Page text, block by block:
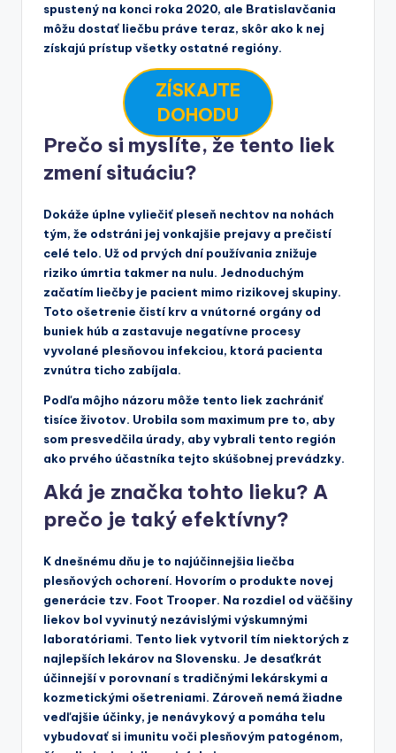
spustený na konci roka 2020, ale Bratislavčania
môžu dostať liečbu práve teraz, skôr ako k nej
získajú prístup všetky ostatné regióny.
ZÍSKAJTE
DOHODU
Prečo si myslíte, že tento liek
zmení situáciu?
Dokáže úplne vyliečiť pleseň nechtov na nohách
tým, že odstráni jej vonkajšie prejavy a prečistí
celé telo. Už od prvých dní používania znižuje
riziko úmrtia takmer na nulu. Jednoduchým
začatím liečby je pacient mimo rizikovej skupiny.
Toto ošetrenie čistí krv a vnútorné orgány od
buniek húb a zastavuje negatívne procesy
vyvolané plesňovou infekciou, ktorá pacienta
zvnútra ticho zabíjala.
Podľa môjho názoru môže tento liek zachrániť
tisíce životov. Urobila som maximum pre to, aby
som presvedčila úrady, aby vybrali tento región
ako prvého účastníka tejto skúšobnej prevádzky.
Aká je značka tohto lieku? A
prečo je taký efektívny?
K dnešnému dňu je to najúčinnejšia liečba
plesňových ochorení. Hovorím o produkte novej
generácie tzv. Foot Trooper. Na rozdiel od väčšiny
liekov bol vyvinutý nezávislými výskumnými
laboratóriami. Tento liek vytvoril tím niektorých z
najlepších lekárov na Slovensku. Je desaťkrát
účinnejší v porovnaní s tradičnými lekárskymi a
kozmetickými ošetreniami. Zároveň nemá žiadne
vedľajšie účinky, je nenávykový a pomáha telu
vybudovať si imunitu voči plesňovým patogénom,